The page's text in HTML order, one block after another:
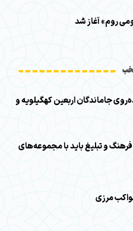
روم» آغاز شد
در پیاده‌روی جاماندگان اربعین کهگیلویه و
و تبلیغ باید با مجموعه‌های
مرزی